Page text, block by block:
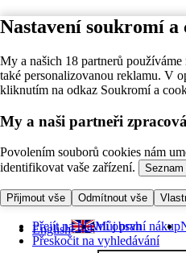
Nastavení soukromí a
My a našich 18 partnerů
také personalizovanou reklamu. V
kliknutím na odkaz Soukromí a
My a naši partneři
Povolením souborů cookies nám
identifikovat vaše zařízení.
Seznam
Přijmout vše Odmítnout vše
Přejít na hlavní obsah
Přeskočit na vyhledávání
English Můj první nákup